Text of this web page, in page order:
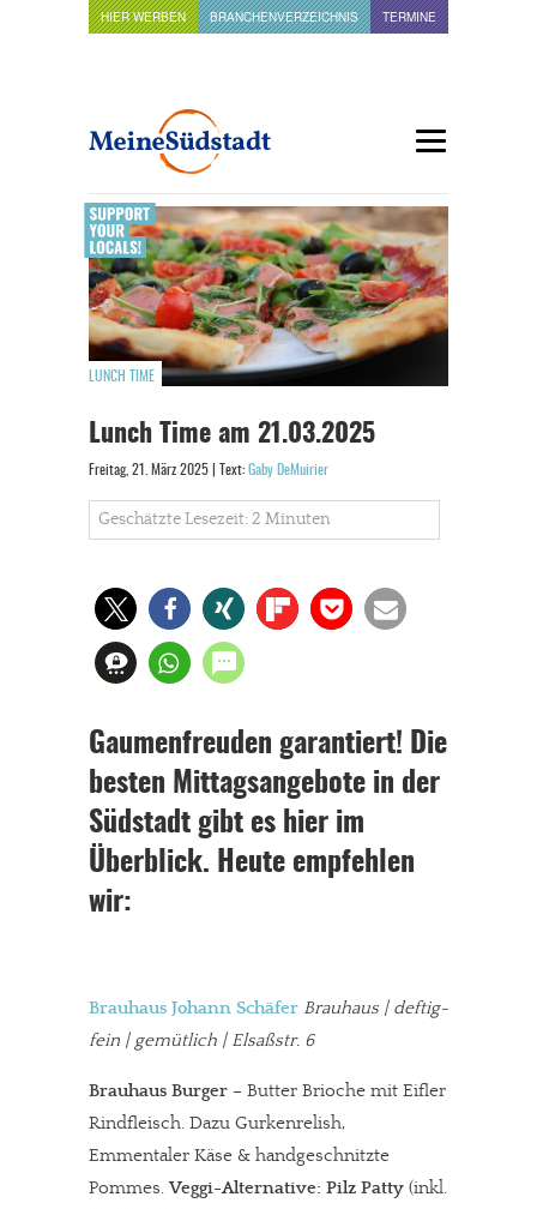
HIER WERBEN BRANCHENVERZEICHNIS TERMINE
LUNCH TIME
Lunch Time am 21.03.2025
Freitag, 21. März 2025 | Text: Gaby DeMuirier
Geschätzte Lesezeit: 2 Minuten
Gaumenfreuden garantiert! Die
besten Mittagsangebote in der
Südstadt gibt es hier im
Überblick. Heute empfehlen
wir:
Brauhaus Johann Schäfer Brauhaus | deftig-
fein | gemütlich | Elsaßstr. 6
Brauhaus Burger – Butter Brioche mit Eifler
Rindfleisch. Dazu Gurkenrelish,
Emmentaler Käse & handgeschnitzte
Pommes.Veggi-Alternative: Pilz Patty (inkl.